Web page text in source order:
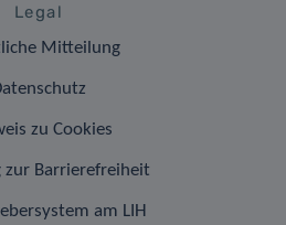
Legal
Mitteilung
zu Cookies
zur Barrierefreiheit
am LIH